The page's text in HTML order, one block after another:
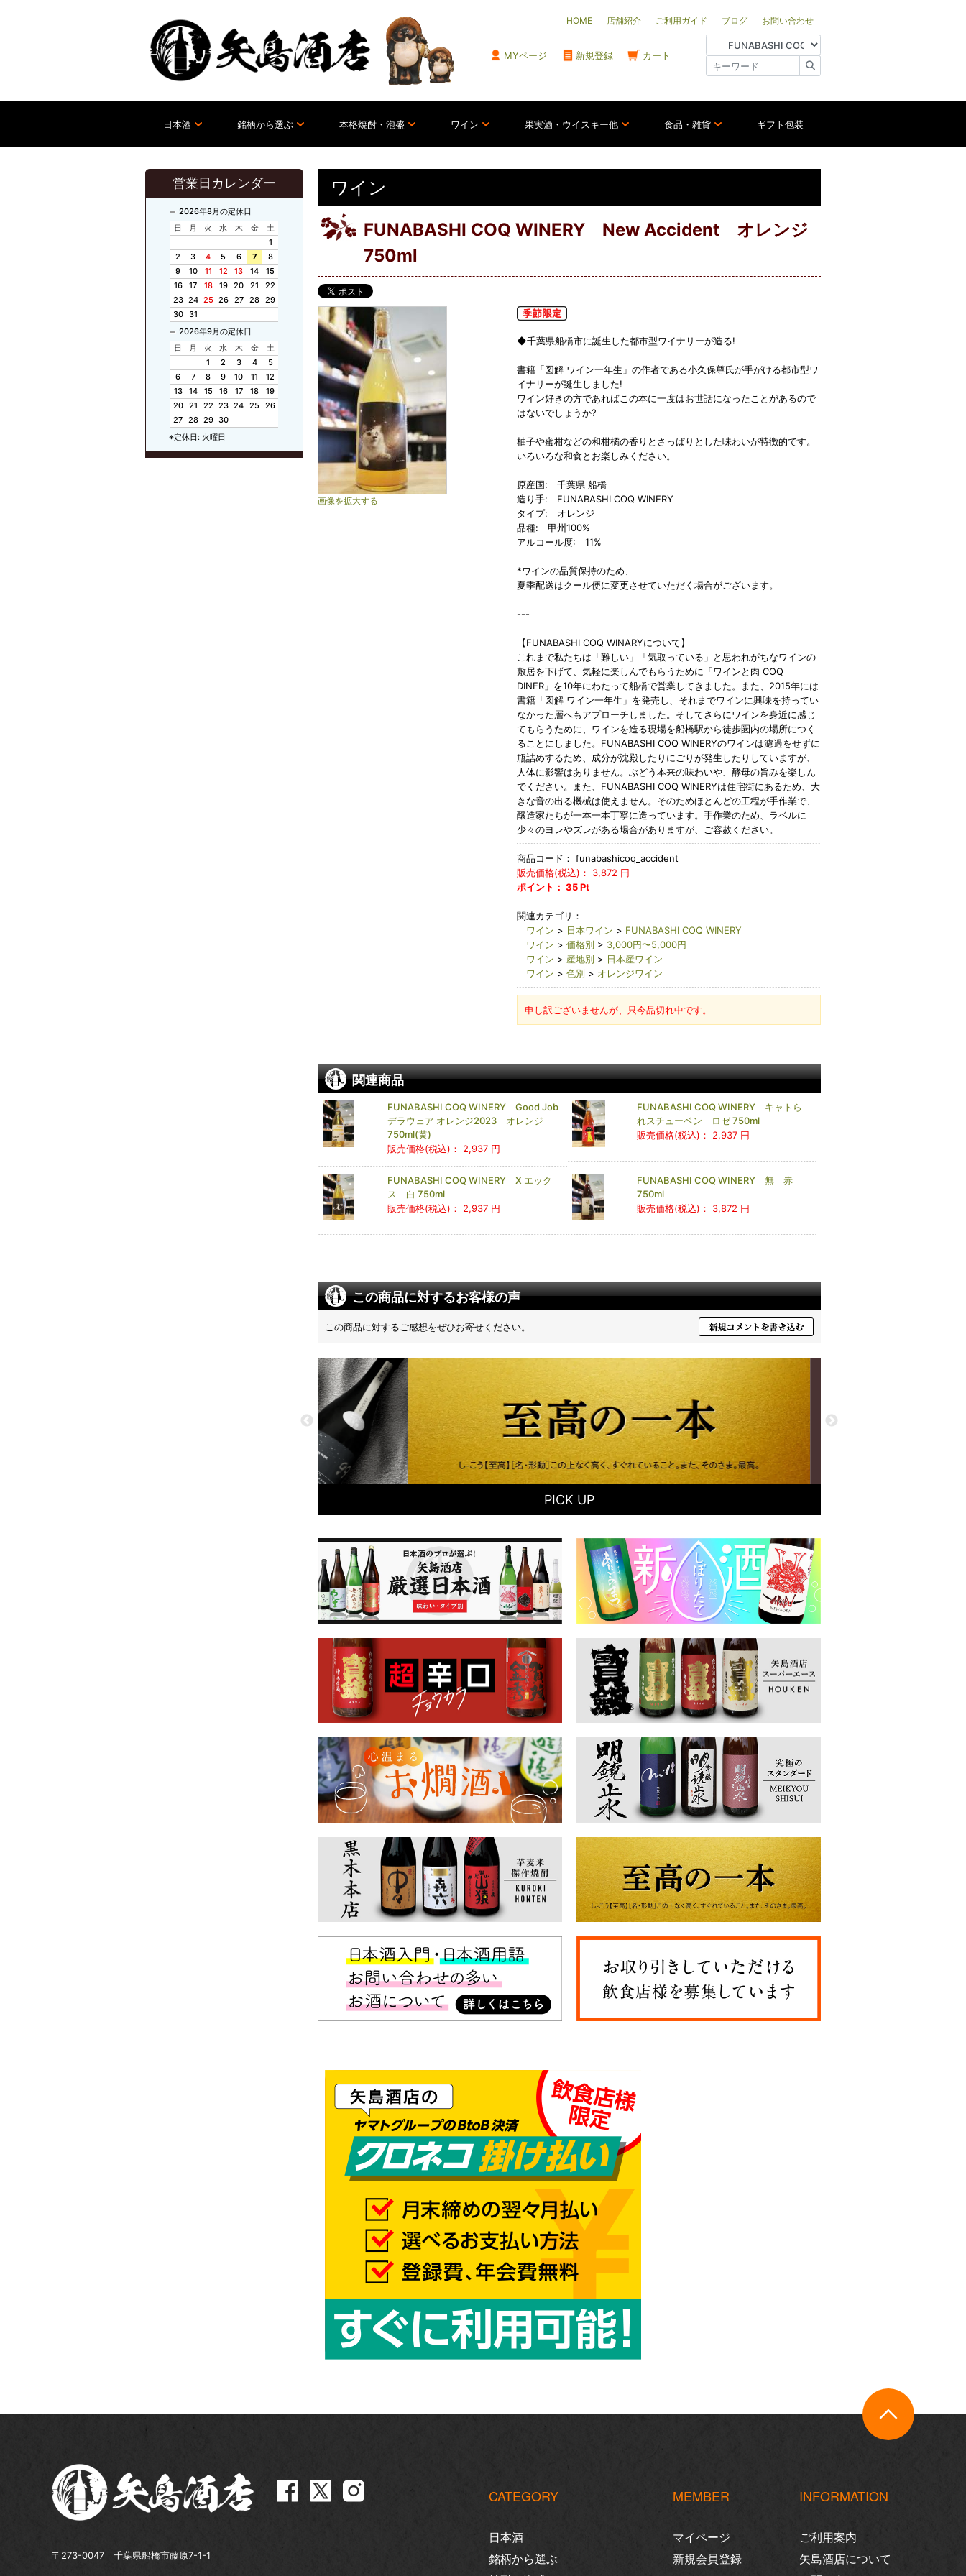
HOME 店舗紹介 ご利用ガイド ブログ お問い合わせ
MYページ 新規登録 カート
日本酒 銘柄から選ぶ 本格焼酎・泡盛 ワイン 果実酒・ウイスキー他 食品・雑貨 ギフト包装
営業日カレンダー
2026年8月の定休日
日
月 火 水 木 金
土
1
2
3 4 5 6 7
8
9
10 11 12 13 14
15
16
17 18 19 20 21
22
23 24 25 26 27 28 29
30
31
2026年9月の定休日
日
月 火 水 木 金
土
1
2 3 4
5
6
7 8 9 10 11
12
13
14 15 16 17 18
19
20
21 22 23 24 25 26
27 28 29 30
※定休日: 火曜日
ワイン
FUNABASHI COQ WINERY New Accident オレンジ
750ml
画像を拡大する
◆千葉県船橋市に誕生した都市型ワイナリーが造る!
書籍「図解 ワイン一年生」の作者である小久保尊氏が手がける都市型ワ
イナリーが誕生しました!
ワイン好きの方であればこの本に一度はお世話になったことがあるので
はないでしょうか?
柚子や蜜柑などの和柑橘の香りとさっぱりとした味わいが特徴的です。
いろいろな和食とお楽しみください。
原産国: 千葉県 船橋
造り手: FUNABASHI COQ WINERY
タイプ: オレンジ
品種: 甲州100%
アルコール度: 11%
*ワインの品質保持のため、
夏季配送はクール便に変更させていただく場合がございます。
---
【FUNABASHI COQ WINARYについて】
これまで私たちは「難しい」「気取っている」と思われがちなワインの
敷居を下げて、気軽に楽しんでもらうために「ワインと肉 COQ
DINER」を10年にわたって船橋で営業してきました。また、2015年には
書籍「図解 ワイン一年生」を発売し、それまでワインに興味を持ってい
なかった層へもアプローチしました。そしてさらにワインを身近に感じ
てもらうために、ワインを造る現場を船橋駅から徒歩圏内の場所につく
ることにしました。FUNABASHI COQ WINERYのワインは濾過をせずに
瓶詰めするため、成分が沈殿したりにごりが発生したりしていますが、
人体に影響はありません。ぶどう本来の味わいや、酵母の旨みを楽しん
でください。また、FUNABASHI COQ WINERYは住宅街にあるため、大
きな音の出る機械は使えません。そのためほとんどの工程が手作業で、
醸造家たちが一本一本丁寧に造っています。手作業のため、ラベルに
少々のヨレやズレがある場合がありますが、ご容赦ください。
商品コード： funabashicoq_accident
販売価格(税込)：
3,872 円
ポイント： 35Pt
関連カテゴリ：
ワイン > 日本ワイン > FUNABASHI COQ WINERY
ワイン > 価格別 > 3,000円〜5,000円
ワイン > 産地別 > 日本産ワイン
ワイン > 色別 > オレンジワイン
申し訳ございませんが、只今品切れ中です。
関連商品
FUNABASHI COQ WINERY Good Job
デラウェア オレンジ2023 オレンジ
750ml(黄)
販売価格(税込)：
2,937 円
FUNABASHI COQ WINERY キャトら
れスチューベン ロゼ 750ml
販売価格(税込)：
2,937 円
FUNABASHI COQ WINERY X エック
ス 白 750ml
販売価格(税込)：
2,937 円
FUNABASHI COQ WINERY 無 赤
750ml
販売価格(税込)：
3,872 円
この商品に対するお客様の声
この商品に対するご感想をぜひお寄せください。
PICK UP
〒273-0047 千葉県船橋市藤原7-1-1
CATEGORY
日本酒
銘柄から選ぶ
MEMBER
マイページ
新規会員登録
INFORMATION
ご利用案内
矢島酒店について